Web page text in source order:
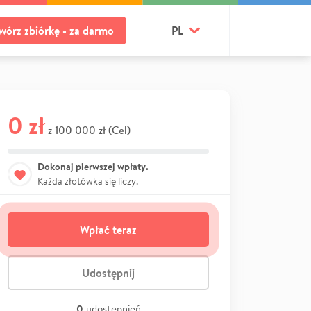
zbiórkę - za darmo PL
0 zł z 100 000 zł (Cel)
Dokonaj pierwszej wpłaty.
Każda złotówka się liczy.
Wpłać teraz
Udostępnij